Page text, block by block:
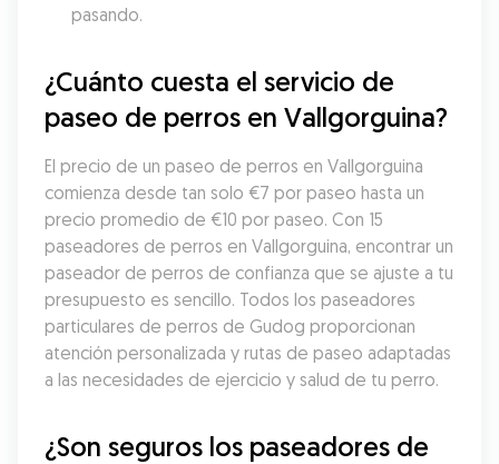
pasando.
¿Cuánto cuesta el servicio de
paseo de perros en Vallgorguina?
El precio de un paseo de perros en Vallgorguina
comienza desde tan solo €7 por paseo hasta un
precio promedio de €10 por paseo. Con 15
paseadores de perros en Vallgorguina, encontrar un
paseador de perros de confianza que se ajuste a tu
presupuesto es sencillo. Todos los paseadores
particulares de perros de Gudog proporcionan
atención personalizada y rutas de paseo adaptadas
a las necesidades de ejercicio y salud de tu perro.
¿Son seguros los paseadores de